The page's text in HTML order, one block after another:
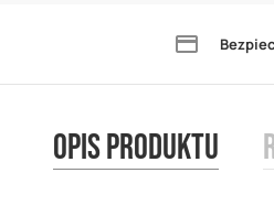
of
images
Opis produktu